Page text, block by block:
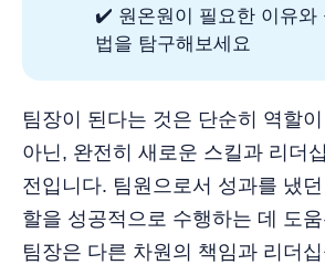
✔️ 원온원이 필요한 이유와
법을 탐구해보세요
팀장이 된다는 것은 단순히 역할이
아닌, 완전히 새로운 스킬과 리더
전입니다. 팀원으로서 성과를 냈
할을 성공적으로 수행하는 데 도
팀장은 다른 차원의 책임과 리더